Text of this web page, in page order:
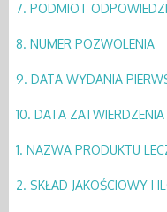
7. PODMIOT
8. NUMER POZWOLENIA
9. DATA WYDANIA
10. DATA ZATWIERDZENIA
1. NAZWA PRODUKTU
2. SKŁAD JAKOŚCIOWY I